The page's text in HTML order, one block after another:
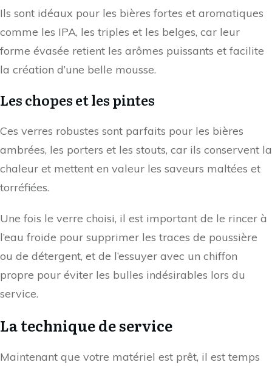
Ils sont idéaux pour les bières fortes et aromatiques
comme les IPA, les triples et les belges, car leur
forme évasée retient les arômes puissants et facilite
la création d’une belle mousse.
Les chopes et les pintes
Ces verres robustes sont parfaits pour les bières
ambrées, les porters et les stouts, car ils conservent la
chaleur et mettent en valeur les saveurs maltées et
torréfiées.
Une fois le verre choisi, il est important de le rincer à
l’eau froide pour supprimer les traces de poussière
ou de détergent, et de l’essuyer avec un chiffon
propre pour éviter les bulles indésirables lors du
service.
La technique de service
Maintenant que votre matériel est prêt, il est temps